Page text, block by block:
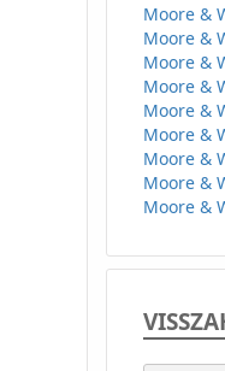
Moore &
Moore &
Moore &
Moore &
Moore &
Moore &
Moore &
Moore &
Moore &